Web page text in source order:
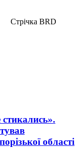
Стрічка BRD
області